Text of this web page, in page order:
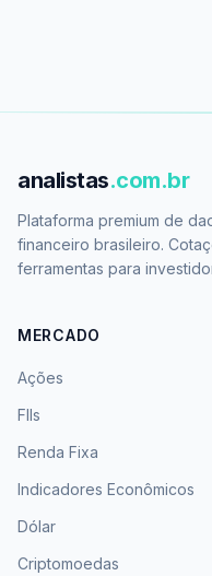
analistas.com.br
Plataforma premium de
financeiro brasileiro.
ferramentas para
MERCADO
Ações
FIIs
Renda Fixa
Indicadores Econômicos
Dólar
Criptomoedas